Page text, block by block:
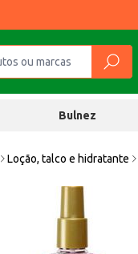
Bulnez
Loção, talco e hidratante